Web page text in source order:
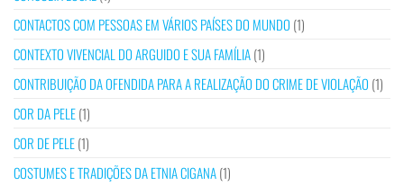
CONTACTOS COM PESSOAS EM VÁRIOS PAÍSES DO MUNDO (1)
CONTEXTO VIVENCIAL DO ARGUIDO E SUA FAMÍLIA(1)
CONTRIBUIÇÃO DA OFENDIDA PARA A REALIZAÇÃO DO CRIME DE VIOLAÇÃO (1)
COR DA PELE(1)
COR DE PELE(1)
COSTUMES E TRADIÇÕES DA ETNIA CIGANA(1)